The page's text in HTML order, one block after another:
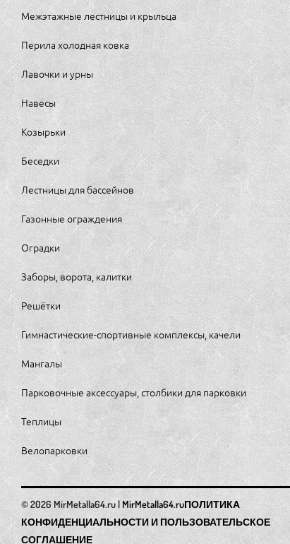
Межэтажные лестницы и крыльца
Перила холодная ковка
Лавочки и урны
Навесы
Козырьки
Беседки
Лестницы для бассейнов
Газонные ограждения
Оградки
Заборы, ворота, калитки
Решётки
Гимнастические-спортивные комплексы, качели
Мангалы
Парковочные аксессуары, столбики для парковки
Теплицы
Велопарковки
MirMetalla64.ruПОЛИТИКА
КОНФИДЕНЦИАЛЬНОСТИ И ПОЛЬЗОВАТЕЛЬСКОЕ
СОГЛАШЕНИЕ